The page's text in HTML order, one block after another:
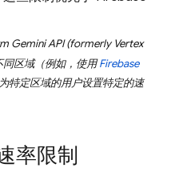
Gemini API (formerly Vertex
区域（例如，使用Firebase
特定区域的用户设置特定的速
率限制